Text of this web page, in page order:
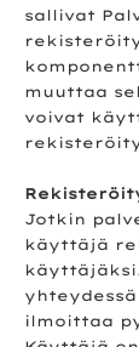
sallivat
muuttaa
voivat
Jotkin
käyttäjä
ilmoittaa